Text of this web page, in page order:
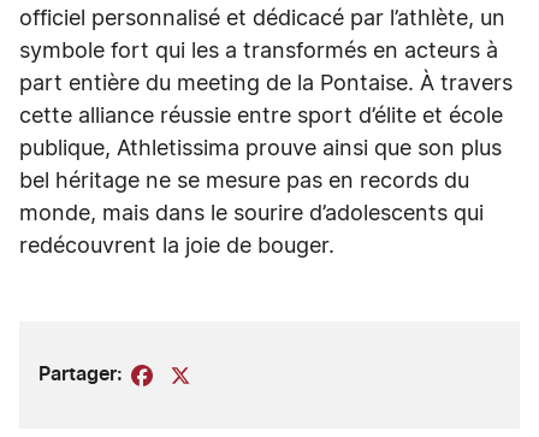
officiel personnalisé et dédicacé par l’athlète, un
symbole fort qui les a transformés en acteurs à
part entière du meeting de la Pontaise. À travers
cette alliance réussie entre sport d’élite et école
publique, Athletissima prouve ainsi que son plus
bel héritage ne se mesure pas en records du
monde, mais dans le sourire d’adolescents qui
redécouvrent la joie de bouger.
Partager: Facebook